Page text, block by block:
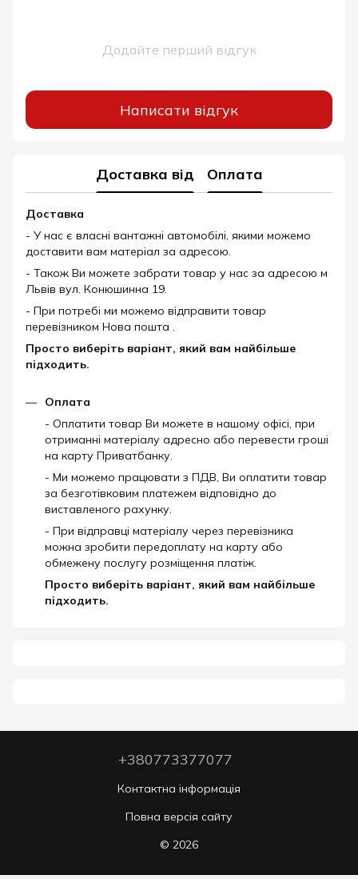
Додайте перший відгук
Написати відгук
Доставка від Оплата
Доставка
- У нас є власні вантажні автомобілі, якими можемо
доставити вам матеріал за адресою.
- Також Ви можете забрати товар у нас за адресою м
Львів вул. Конюшинна 19.
- При потребі ми можемо відправити товар
перевізником Нова пошта .
Просто виберіть варіант, який вам найбільше
підходить.
Оплата
- Оплатити товар Ви можете в нашому офісі, при
отриманні матеріалу адресно або перевести гроші
на карту Приватбанку.
- Ми можемо працювати з ПДВ, Ви оплатити товар
за безготівковим платежем відповідно до
виставленого рахунку.
- При відправці матеріалу через перевізника
можна зробити передоплату на карту або
обмежену послугу розміщення платіж.
Просто виберіть варіант, який вам найбільше
підходить.
+380773377077
Контактна інформація
Повна версія сайту
© 2026